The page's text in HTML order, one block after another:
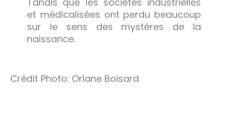
et médicalisées ont perdu beaucoup
sur le sens des mystères de la
naissance.
Crédit Photo: Orlane Boisard